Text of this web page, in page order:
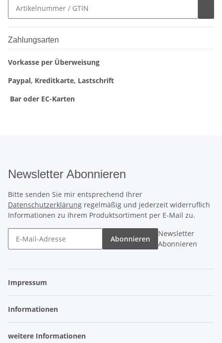
Zahlungsarten
Vorkasse per Überweisung
Paypal, Kreditkarte, Lastschrift
Bar oder EC-Karten
Newsletter Abonnieren
Bitte senden Sie mir entsprechend Ihrer
Datenschutzerklärung regelmäßig und jederzeit widerruflich
Informationen zu Ihrem Produktsortiment per E-Mail zu.
Abonnieren
Newsletter
Abonnieren
Impressum
Informationen
weitere Informationen